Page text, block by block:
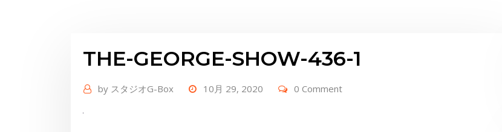
THE-GEORGE-SHOW-436-1
by スタジオG-Box 10月 29, 2020 0 Comment